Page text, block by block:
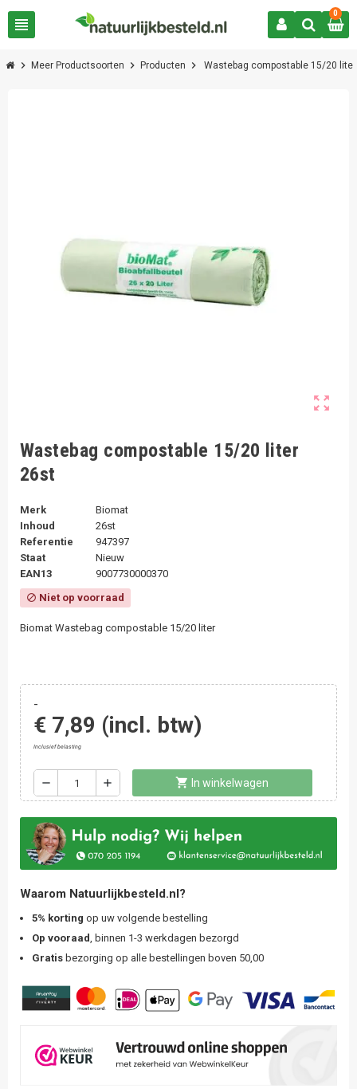
view_headline
0
chevron_right Meer Productsoorten chevron_right Producten chevron_right Wastebag compostable 15/20 liter
zoom_out_map
Wastebag compostable 15/20 liter
26st
Merk
Biomat
Inhoud
26st
Referentie
947397
Staat
Nieuw
EAN13
9007730000370
block Niet op voorraad
Biomat Wastebag compostable 15/20 liter
-
€ 7,89 (incl. btw)
Inclusief belasting
remove add shopping_cart In winkelwagen
Waarom Natuurlijkbesteld.nl?
5% korting op uw volgende bestelling
Op vooraad, binnen 1-3 werkdagen bezorgd
Gratis bezorging op alle bestellingen boven 50,00